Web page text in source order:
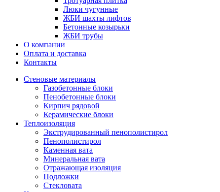
Люки чугунные
ЖБИ шахты лифтов
Бетонные козырьки
ЖБИ трубы
О компании
Оплата и доставка
Контакты
Стеновые материалы
Газобетонные блоки
Пенобетонные блоки
Кирпич рядовой
Керамические блоки
Теплоизоляция
Экструдированный пенополистирол
Пенополистирол
Каменная вата
Минеральная вата
Отражающая изоляция
Подложки
Стекловата